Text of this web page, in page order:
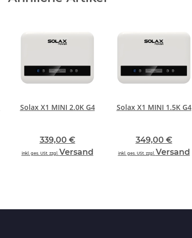
Solax X1 MINI 2.0K G4
339,00 €
inkl. ges. USt. zzgl. Versand
Solax X1 MINI 1.5K G4
349,00 €
inkl. ges. USt. zzgl. Versand